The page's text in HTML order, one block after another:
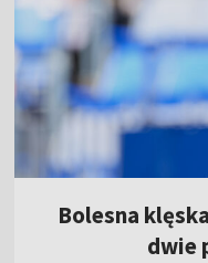
Bolesna
dwie